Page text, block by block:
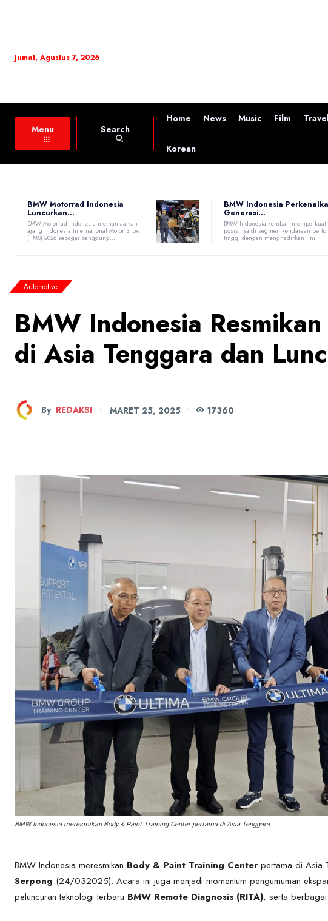
Jumat, Agustus 7, 2026
Menu Search
Home News Music Film
Korean
BMW Motorrad Indonesia
Luncurkan...
BMW Motorrad Indonesia memanfaatkan
ajang Indonesia International Motor Show
(IIMS) 2026 sebagai panggung...
BMW Indonesia
Generasi...
BMW Indonesia kembali memperkuat
posisinya di segmen kendaraan
tinggi dengan menghadirkan lini...
Automotive
BMW Indonesia
di Asia Tenggara dan
By REDAKSI MARET 25, 2025 17360
BMW Indonesia meresmikan Body & Paint Training Center pertama di Asia Tenggara
BMW Indonesia meresmikan Body & Paint Training Centerpertama di Asia
Serpong (24/032025). Acara ini juga menjadi momentum pengumuman
peluncuran teknologi terbaru BMW Remote Diagnosis (RITA), serta